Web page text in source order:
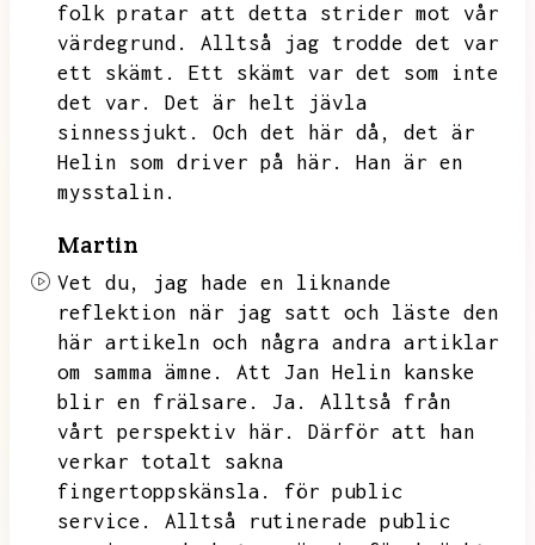
folk pratar att detta strider mot vår
värdegrund.
Alltså jag trodde det var
ett skämt.
Ett skämt var det som inte
det var.
Det är helt jävla
sinnessjukt.
Och det här då,
det är
Helin som driver på här.
Han är en
mysstalin.
Martin
Vet du,
jag hade en liknande
reflektion när jag satt och läste den
här artikeln och några andra artiklar
om samma ämne.
Att Jan Helin kanske
blir en frälsare.
Ja.
Alltså från
vårt perspektiv här.
Därför att han
verkar totalt sakna
fingertoppskänsla.
för public
service.
Alltså rutinerade public